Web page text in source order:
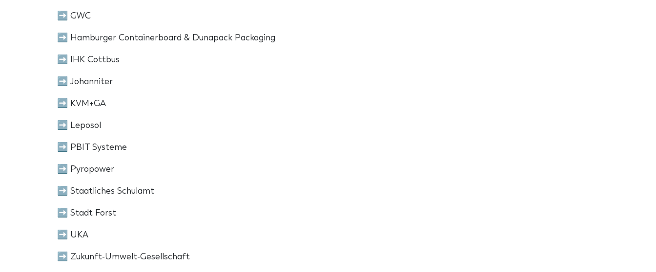
➡ GWC
➡ Hamburger Containerboard & Dunapack Packaging
➡ IHK Cottbus
➡ Johanniter
➡ KVM+GA
➡ Leposol
➡ PBIT Systeme
➡ Pyropower
➡ Staatliches Schulamt
➡ Stadt Forst
➡ UKA
➡ Zukunft-Umwelt-Gesellschaft